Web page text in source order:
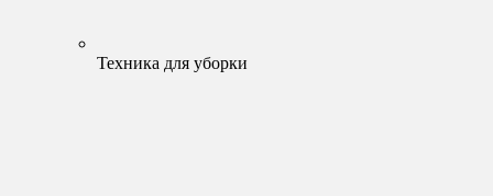
Техника для уборки